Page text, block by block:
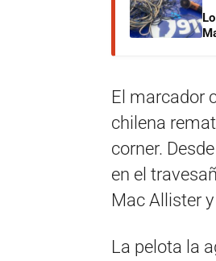
El marcador
chilena
corner.
en el
Mac Allister
La pelota la